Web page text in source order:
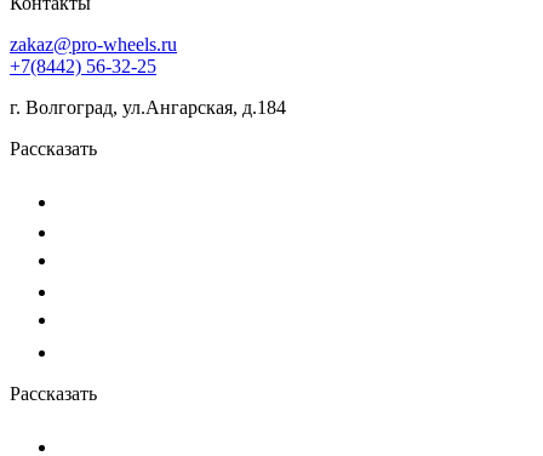
zakaz@pro-wheels.ru
+7(8442) 56-32-25
г. Волгоград, ул.Ангарская, д.184
Рассказать
Рассказать